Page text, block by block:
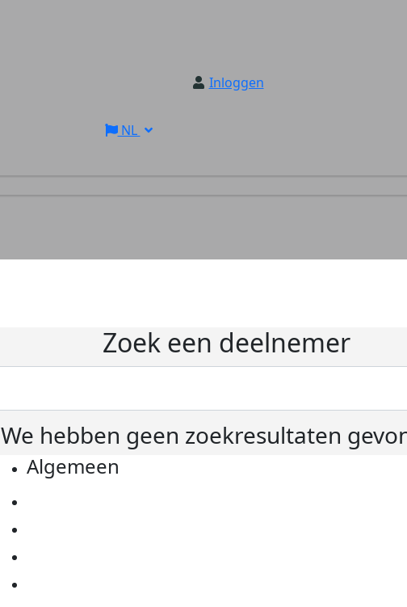
Inloggen
NL
Zoek een deelnemer
We hebben geen zoekresultaten
Algemeen